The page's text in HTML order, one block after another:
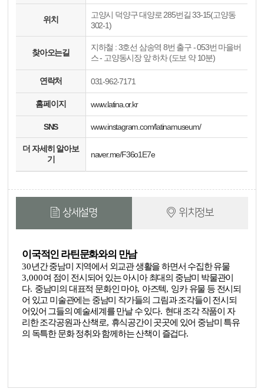
위치
고양시 덕양구 대양로 285번길 33-15(고양동
302-1)
찾아오는길
지하철 : 3호선 삼송역 8번 출구 - 053번 마을버
스 - 고양동시장 앞 하차 (도보 약 10분)
연락처 031-962-7171
홈페이지 www.latina.or.kr
SNS www.instagram.com/latinamuseum/
더 자세히 알아보
기
naver.me/F36o1E7e
상세설명 위치정보
이국적인 라틴문화와의 만남
30년간 중남미 지역에서 외교관 생활을 하면서 수집한 유물
3,000여 점이 전시되어 있는 아시아 최대의 중남미 박물관이
다. 중남미의 대표적 문화인 마야, 아즈텍, 잉카 유물 등 전시되
어 있고 미술관에는 중남미 작가들의 그림과 조각들이 전시되
어있어 그들의 예술세계를 만날 수 있다. 현대 조각 작품이 자
리한 조각공원과 산책로, 휴식공간이 곳곳에 있어 중남미 특유
의 독특한 문화 정취와 함께하는 산책이 즐겁다.